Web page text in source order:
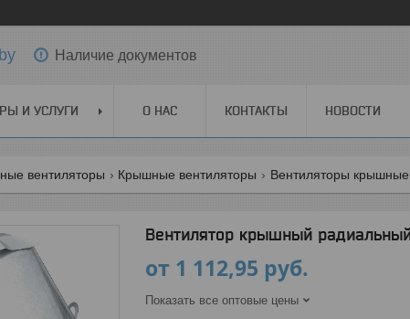
Наличие документов
И УСЛУГИ О НАС КОНТАКТЫ НОВОСТИ
вентиляторы Крышные вентиляторы Вентиляторы крышные
Вентилятор крышный
от 1 112,95 руб.
Показать все оптовые цены